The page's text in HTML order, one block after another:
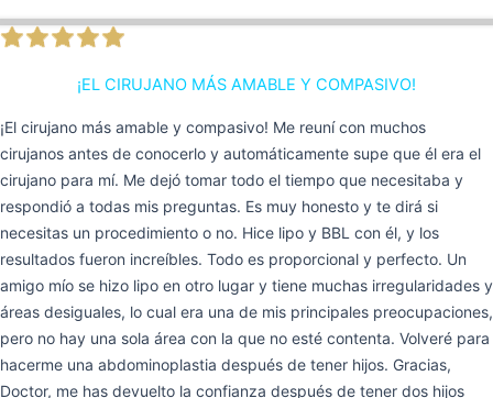
¡EL CIRUJANO MÁS AMABLE Y COMPASIVO!
¡El cirujano más amable y compasivo! Me reuní con muchos
cirujanos antes de conocerlo y automáticamente supe que él era el
cirujano para mí. Me dejó tomar todo el tiempo que necesitaba y
respondió a todas mis preguntas. Es muy honesto y te dirá si
necesitas un procedimiento o no. Hice lipo y BBL con él, y los
resultados fueron increíbles. Todo es proporcional y perfecto. Un
amigo mío se hizo lipo en otro lugar y tiene muchas irregularidades y
áreas desiguales, lo cual era una de mis principales preocupaciones,
pero no hay una sola área con la que no esté contenta. Volveré para
hacerme una abdominoplastia después de tener hijos. Gracias,
Doctor, me has devuelto la confianza después de tener dos hijos